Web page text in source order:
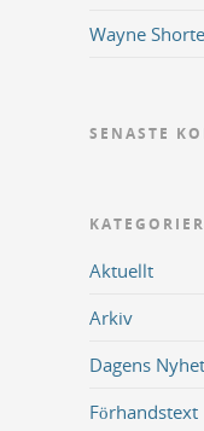
Wayne
SENASTE
KATEGORIER
Aktuellt
Arkiv
Dagens
Förhandstext